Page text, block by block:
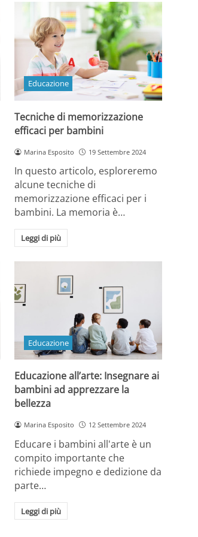
Educazione
Tecniche di memorizzazione
efficaci per bambini
Marina Esposito 19 Settembre 2024
In questo articolo, esploreremo
alcune tecniche di
memorizzazione efficaci per i
bambini. La memoria è…
Leggi di più
Educazione
Educazione all’arte: Insegnare ai
bambini ad apprezzare la
bellezza
Marina Esposito 12 Settembre 2024
Educare i bambini all'arte è un
compito importante che
richiede impegno e dedizione da
parte…
Leggi di più